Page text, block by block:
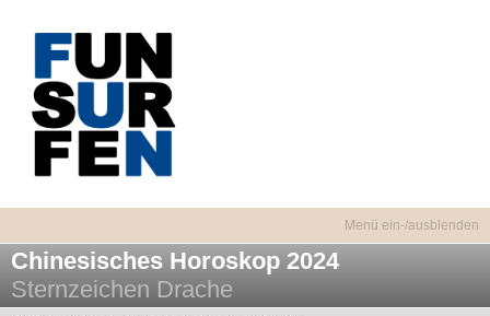
Chinesisches Horoskop 2024
Sternzeichen Drache